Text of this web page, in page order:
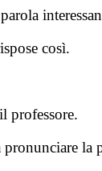
così.
professore.
la